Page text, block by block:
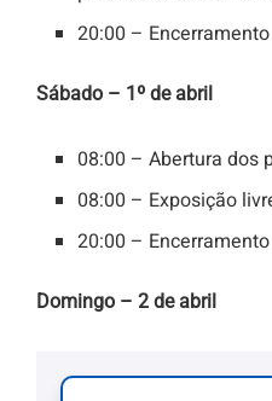
20:00 – Encerramento
Sábado – 1º de abril
08:00 – Abertura dos
08:00 – Exposição
20:00 – Encerramento
Domingo – 2 de abril